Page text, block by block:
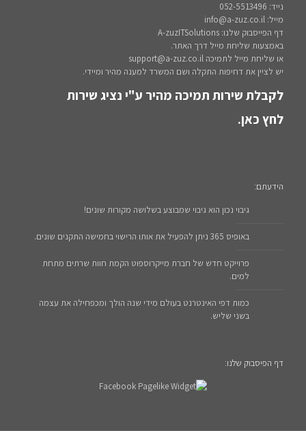
נייד: 052-5513496
מייל: info@a-zuz.co.il
דף הפייסבוק שלנו: A-zuzITSolutions
באמצעות שליחת מייל דרך האתר.
או שליחת מייל לתמיכה support@a-zuz.co.il
יש לציין את דחיפות התקלה ושם המשרד למענה מהיר ומיידי.
לקבלת שירות תמיכה מהיר ע"י נציג שירות
לחץ כאן.
הידעתם:
גיבוי נכון הוא גיבוי שמבוצע בשלושה מקורות שונים!
באופיס 365 ניתן להפעיל את אותו הרישוי בחמישה התקנים שונים.
פרוייקט חדש של חברת מייקרוספוט הקמת חוות שרתים מתחת
למים.
כמות דפי האינטרנט בעולם מידי שנה הולך ומכפחילה את עצמה
בשני שליש.
דף הפיסבוק שלנו: